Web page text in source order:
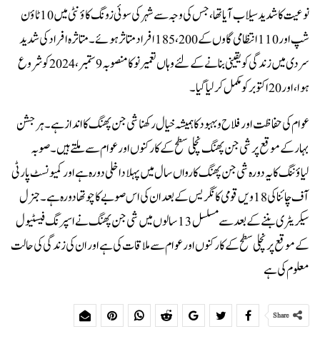
نوعیت کا شدید سیلاب آیا تھا، جس کی وجہ سے شہر کی سوئی زونگ کاؤنٹی میں 10 ٹاؤن
شپ اور 110 انتظامی گاوں کے 185،200 افراد متاثر ہوئے ۔ متاثرہ افراد کی شدید
سردی میں زندگی کو یقینی بنانے کے لئے وہاں تعمیر نو کا منصوبہ 9 ستمبر ، 2024 کو شروع
ہوا ، اور 20 اکتوبر کو مکمل کر لیا گیا۔
عوام کی حفاظت اور فلاح و بہبود کا ہمیشہ خیال رکھنا شی جن پھنگ کا انداز ہے۔ ہر جشن
بہار کے موقع پر شی جن پھنگ نچلی سطح کے کارکنوں اور عوام سے ملتے ہیں ۔صوبہ
لیاؤننگ کا یہ دورہ شی جن پھنگ کا رواں سال میں پہلا داخلی دورہ ہے اور کمیونسٹ پارٹی
آف چائنا کی 18 ویں قومی کانگریس کے بعد ان کی اس صوبے کا چوتھا دورہ ہے۔ جنرل
سیکریٹری بننے کے بعد سے مسلسل 13 سالوں میں شی جن پھنگ نےاسپرنگ فیسٹیول
کے موقع پر نچلی سطح کے کارکنوں اور عوام سے ملاقات کی ہے اور ان کی زندگی کی حالت
معلوم کی ہے
Share